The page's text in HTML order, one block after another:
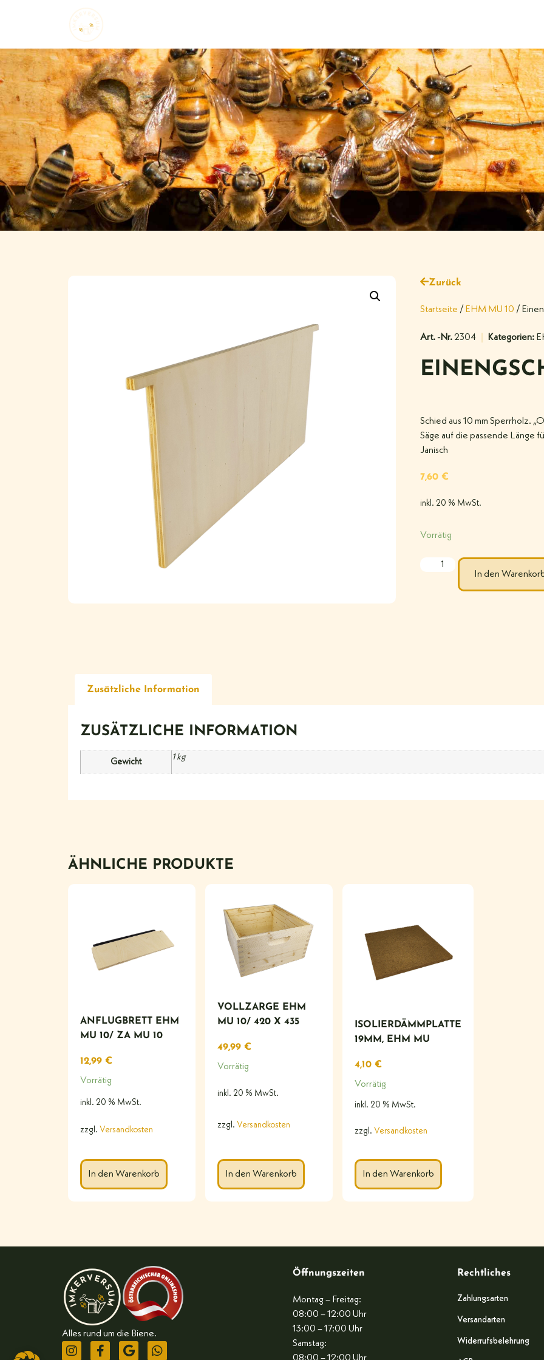
Zurück
Startseite / EHM MU 10 /
Art. -Nr.2304 Kategorien:
Schied aus 10 mm Sperrholz.
Säge auf die passende Länge
Janisch
7,60 €
inkl. 20 % MwSt.
Vorrätig
In den
Zusätzliche Information
ZUSÄTZLICHE INFORMATION
Gewicht
1 kg
ÄHNLICHE PRODUKTE
ANFLUGBRETT EHM
MU 10/ ZA MU 10
12,99 €
Vorrätig
inkl. 20 % MwSt.
zzgl. Versandkosten
In den Warenkorb
VOLLZARGE EHM
MU 10/ 420 X 435
49,99 €
Vorrätig
inkl. 20 % MwSt.
zzgl. Versandkosten
In den Warenkorb
ISOLIERDÄMMPLATTE
19MM, EHM MU
4,10 €
Vorrätig
inkl. 20 % MwSt.
zzgl. Versandkosten
In den Warenkorb
Alles rund um die Biene.
Öffnungszeiten
Montag – Freitag:
08:00 – 12:00 Uhr
13:00 – 17:00 Uhr
Samstag:
Rechtliches
Zahlungsarten
Versandarten
Widerrufsbelehrung